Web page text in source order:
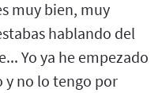
muy bien, muy
hablando del
Yo ya he empezado
y no lo tengo por